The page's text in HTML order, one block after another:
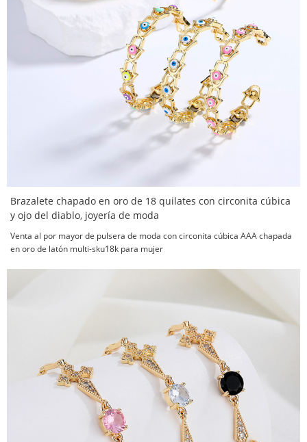
Brazalete chapado en oro de 18 quilates con circonita cúbica
y ojo del diablo, joyería de moda
Venta al por mayor de pulsera de moda con circonita cúbica AAA chapada
en oro de latón multi-sku18k para mujer